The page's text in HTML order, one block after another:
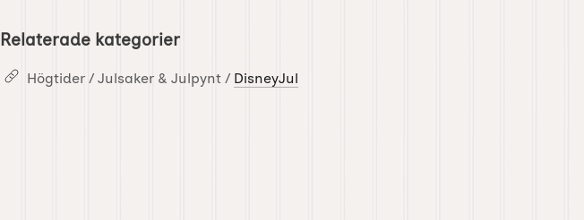
Relaterade kategorier
Högtider / Julsaker & Julpynt / DisneyJul